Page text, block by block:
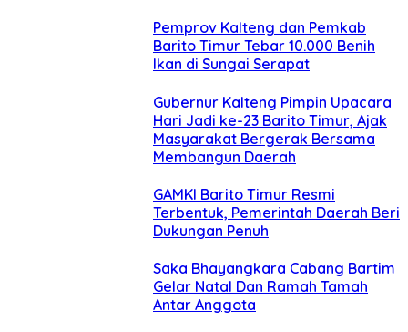
Pemprov Kalteng dan Pemkab
Barito Timur Tebar 10.000 Benih
Ikan di Sungai Serapat
Gubernur Kalteng Pimpin Upacara
Hari Jadi ke-23 Barito Timur, Ajak
Masyarakat Bergerak Bersama
Membangun Daerah
GAMKI Barito Timur Resmi
Terbentuk, Pemerintah Daerah Beri
Dukungan Penuh
Saka Bhayangkara Cabang Bartim
Gelar Natal Dan Ramah Tamah
Antar Anggota